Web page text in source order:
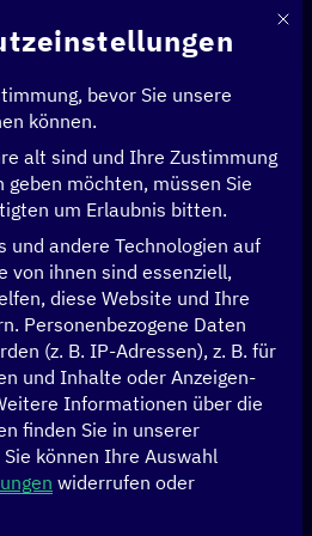
Mit
bevor Sie unsere
können.
alt sind und Ihre Zustimmung
möchten, müssen Sie
um Erlaubnis bitten.
und andere Technologien auf
von ihnen sind essenziell,
diese Website und Ihre
Personenbezogene Daten
(z. B. IP-Adressen), z. B. für
und Inhalte oder Anzeigen-
Informationen über die
finden Sie in unserer
Sie können Ihre Auswahl
widerrufen oder